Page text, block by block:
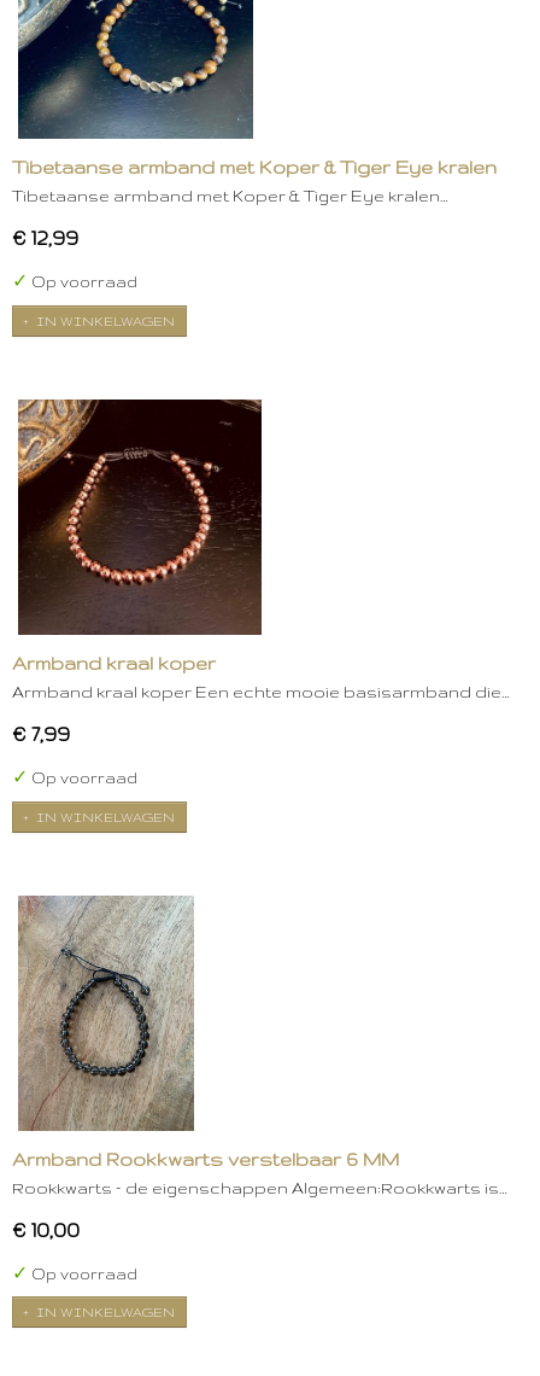
Tibetaanse armband met Koper & Tiger Eye kralen
Tibetaanse armband met Koper & Tiger Eye kralen…
€ 12,99
✓ Op voorraad
IN WINKELWAGEN
Armband kraal koper
Armband kraal koper Een echte mooie basisarmband die…
€ 7,99
✓ Op voorraad
IN WINKELWAGEN
Armband Rookkwarts verstelbaar 6 MM
Rookkwarts – de eigenschappen Algemeen:Rookkwarts is…
€ 10,00
✓ Op voorraad
IN WINKELWAGEN